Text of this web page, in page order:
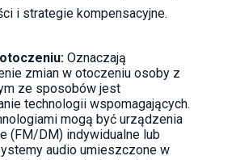
i strategie kompensacyjne.
Oznaczają
zmian w otoczeniu osoby z
ze sposobów jest
technologii wspomagających.
mogą być urządzenia
(FM/DM) indywidualne lub
audio umieszczone w